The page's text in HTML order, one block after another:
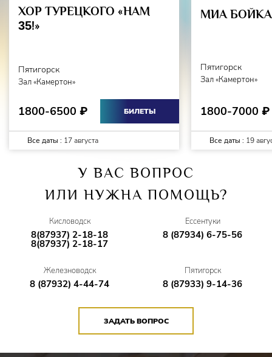
ХОР ТУРЕЦКОГО «НАМ
35!»
Пятигорск
Зал «Камертон»
1800-6500 ₽ БИЛЕТЫ
Все даты : 17 августа
МИА БОЙКА
Пятигорск
Зал «Камертон»
1800-7000 ₽
Все даты : 19
У ВАС ВОПРОС
ИЛИ НУЖНА ПОМОЩЬ?
Кисловодск
8(87937) 2-18-18
8(87937) 2-18-17
Ессентуки
8 (87934) 6-75-56
Железноводск
8 (87932) 4-44-74
Пятигорск
8 (87933) 9-14-36
ЗАДАТЬ ВОПРОС